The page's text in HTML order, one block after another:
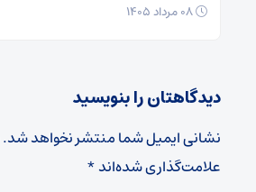
دیدگاهتان را بنویسید
نشانی ایمیل شما منتشر نخواهد شد.
علامت‌گذاری شده‌اند*